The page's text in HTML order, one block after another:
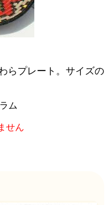
らプレート。サイズの
ム
せん